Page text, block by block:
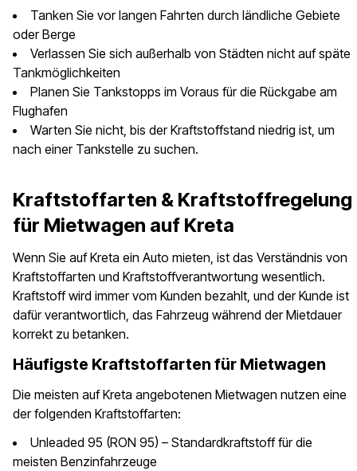
Tanken Sie vor langen Fahrten durch ländliche Gebiete
oder Berge
Verlassen Sie sich außerhalb von Städten nicht auf späte
Tankmöglichkeiten
Planen Sie Tankstopps im Voraus für die Rückgabe am
Flughafen
Warten Sie nicht, bis der Kraftstoffstand niedrig ist, um
nach einer Tankstelle zu suchen.
Kraftstoffarten & Kraftstoffregelung
für Mietwagen auf Kreta
Wenn Sie auf Kreta ein Auto mieten, ist das Verständnis von
Kraftstoffarten und Kraftstoffverantwortung wesentlich.
Kraftstoff wird immer vom Kunden bezahlt, und der Kunde ist
dafür verantwortlich, das Fahrzeug während der Mietdauer
korrekt zu betanken.
Häufigste Kraftstoffarten für Mietwagen
Die meisten auf Kreta angebotenen Mietwagen nutzen eine
der folgenden Kraftstoffarten:
Unleaded 95 (RON 95) – Standardkraftstoff für die
meisten Benzinfahrzeuge